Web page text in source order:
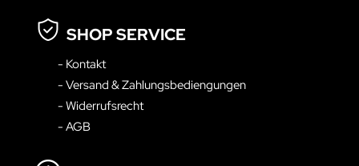
SHOP SERVICE
- Kontakt
- Versand & Zahlungsbediengungen
- Widerrufsrecht
- AGB